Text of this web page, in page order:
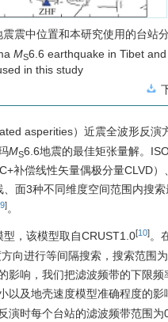
震震中位置和本研究使用的台站
MS6.6 earthquake in Tibet
in this study
asperities）近震全波形反演
MS6.6地震的最佳矩张量解。
补偿线性矢量偶极分量CLVD
面3种不同维度空间范围内搜
9]。
型，该模型取自CRUST1.0[10]。
向进行等间隔搜索，搜索范围
影响，我们把滤波频带的下限
以及地壳速度模型准确程度的影
演时每个台站的滤波频带范围